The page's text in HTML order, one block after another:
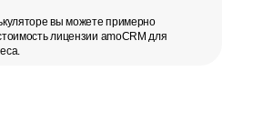
вы можете примерно
лицензии amoCRM для